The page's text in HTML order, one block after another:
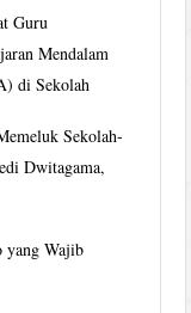
Guru
Mendalam
di Sekolah
Sekolah-
Dwitagama,
yang Wajib